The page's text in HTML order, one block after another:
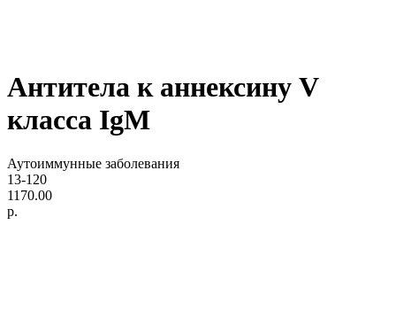
Антитела к аннексину V
класса IgM
Аутоиммунные заболевания
13-120
1170.00
р.